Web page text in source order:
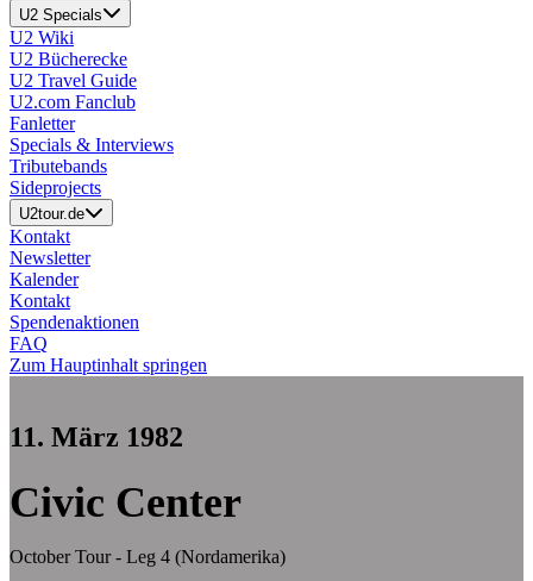
U2 Specials
U2 Wiki
U2 Bücherecke
U2 Travel Guide
U2.com Fanclub
Fanletter
Specials & Interviews
Tributebands
Sideprojects
U2tour.de
Kontakt
Newsletter
Kalender
Kontakt
Spendenaktionen
FAQ
Zum Hauptinhalt springen
11. März 1982
Civic Center
October Tour - Leg 4 (Nordamerika)